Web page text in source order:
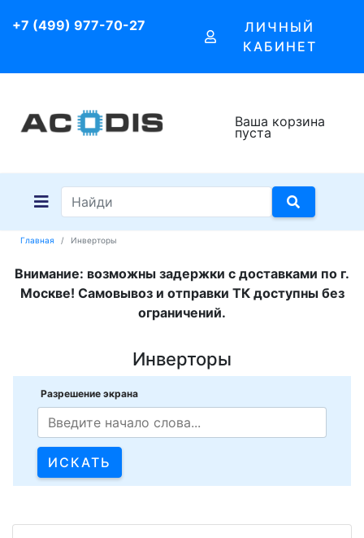
+7 (499) 977-70-27
ЛИЧНЫЙ
КАБИНЕТ
Ваша корзина
пуста
Главная Инверторы
Внимание: возможны задержки с доставками по г.
Москве! Самовывоз и отправки ТК доступны без
ограничений.
Инверторы
Разрешение экрана